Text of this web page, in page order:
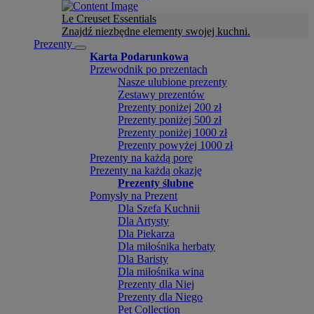
Le Creuset Essentials
Znajdź niezbędne elementy swojej kuchni.
Prezenty
Karta Podarunkowa
Przewodnik po prezentach
Nasze ulubione prezenty
Zestawy prezentów
Prezenty poniżej 200 zł
Prezenty poniżej 500 zł
Prezenty poniżej 1000 zł
Prezenty powyżej 1000 zł
Prezenty na każdą porę
Prezenty na każdą okazję
Prezenty ślubne
Pomysły na Prezent
Dla Szefa Kuchnii
Dla Artysty
Dla Piekarza
Dla miłośnika herbaty
Dla Baristy
Dla miłośnika wina
Prezenty dla Niej
Prezenty dla Niego
Pet Collection